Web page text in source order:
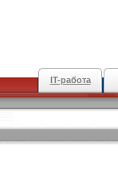
IT-работа